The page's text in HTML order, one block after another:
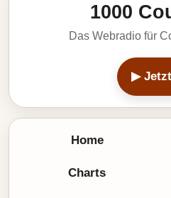
1000
Das Webradio für
▶
Home
Charts